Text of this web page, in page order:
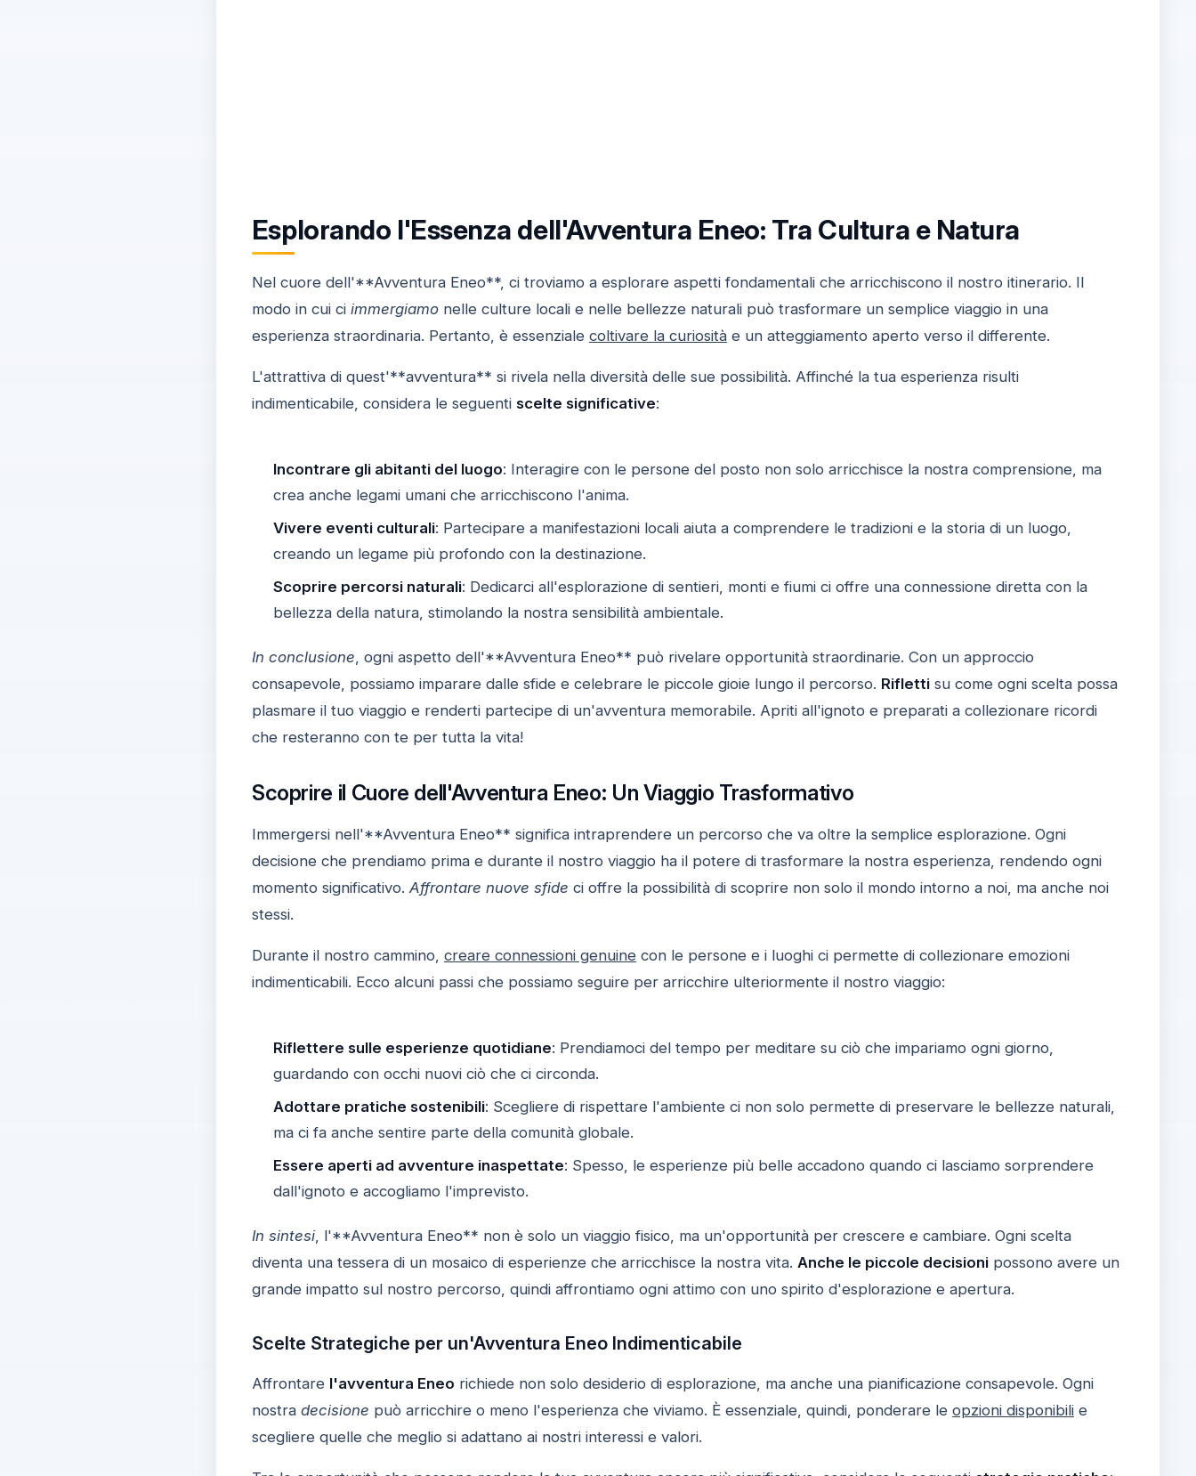
Esplorando l'Essenza dell'Avventura Eneo: Tra Cultura e Natura
Nel cuore dell'**Avventura Eneo**, ci troviamo a esplorare aspetti fondamentali che arricchiscono il nostro itinerario. Il
modo in cui ci immergiamonelle culture locali e nelle bellezze naturali può trasformare un semplice viaggio in una
esperienza straordinaria. Pertanto, è essenziale coltivare la curiositàe un atteggiamento aperto verso il differente.
L'attrattiva di quest'**avventura** si rivela nella diversità delle sue possibilità. Affinché la tua esperienza risulti
indimenticabile, considera le seguenti scelte significative:
Incontrare gli abitanti del luogo: Interagire con le persone del posto non solo arricchisce la nostra comprensione, ma
crea anche legami umani che arricchiscono l'anima.
Vivere eventi culturali: Partecipare a manifestazioni locali aiuta a comprendere le tradizioni e la storia di un luogo,
creando un legame più profondo con la destinazione.
Scoprire percorsi naturali: Dedicarci all'esplorazione di sentieri, monti e fiumi ci offre una connessione diretta con la
bellezza della natura, stimolando la nostra sensibilità ambientale.
In conclusione , ogni aspetto dell'**Avventura Eneo** può rivelare opportunità straordinarie. Con un approccio
consapevole, possiamo imparare dalle sfide e celebrare le piccole gioie lungo il percorso. Riflettisu come ogni scelta possa
plasmare il tuo viaggio e renderti partecipe di un'avventura memorabile. Apriti all'ignoto e preparati a collezionare ricordi
che resteranno con te per tutta la vita!
Scoprire il Cuore dell'Avventura Eneo: Un Viaggio Trasformativo
Immergersi nell'**Avventura Eneo** significa intraprendere un percorso che va oltre la semplice esplorazione. Ogni
decisione che prendiamo prima e durante il nostro viaggio ha il potere di trasformare la nostra esperienza, rendendo ogni
momento significativo. Affrontare nuove sfide ci offre la possibilità di scoprire non solo il mondo intorno a noi, ma anche noi
stessi.
Durante il nostro cammino, creare connessioni genuinecon le persone e i luoghi ci permette di collezionare emozioni
indimenticabili. Ecco alcuni passi che possiamo seguire per arricchire ulteriormente il nostro viaggio:
Riflettere sulle esperienze quotidiane: Prendiamoci del tempo per meditare su ciò che impariamo ogni giorno,
guardando con occhi nuovi ciò che ci circonda.
Adottare pratiche sostenibili: Scegliere di rispettare l'ambiente ci non solo permette di preservare le bellezze naturali,
ma ci fa anche sentire parte della comunità globale.
Essere aperti ad avventure inaspettate: Spesso, le esperienze più belle accadono quando ci lasciamo sorprendere
dall'ignoto e accogliamo l'imprevisto.
In sintesi, l'**Avventura Eneo** non è solo un viaggio fisico, ma un'opportunità per crescere e cambiare. Ogni scelta
diventa una tessera di un mosaico di esperienze che arricchisce la nostra vita. Anche le piccole decisionipossono avere un
grande impatto sul nostro percorso, quindi affrontiamo ogni attimo con uno spirito d'esplorazione e apertura.
Scelte Strategiche per un'Avventura Eneo Indimenticabile
Affrontare l'avventura Eneo richiede non solo desiderio di esplorazione, ma anche una pianificazione consapevole. Ogni
nostra decisione può arricchire o meno l'esperienza che viviamo. È essenziale, quindi, ponderare le opzioni disponibilie
scegliere quelle che meglio si adattano ai nostri interessi e valori.